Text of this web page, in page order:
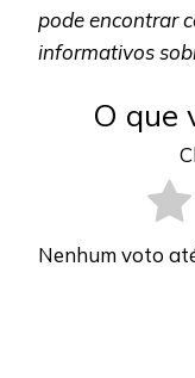
pode encontrar
informativos
O que
Nenhum voto